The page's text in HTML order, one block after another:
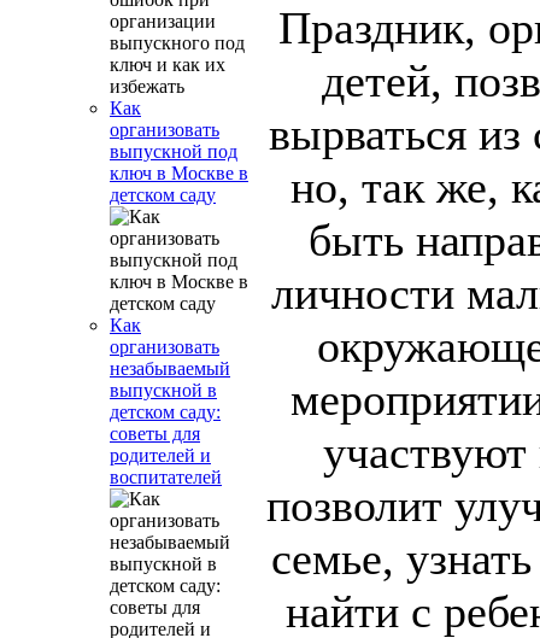
Как
организовать
выпускной под
ключ в Москве в
детском саду
Как
организовать
незабываемый
выпускной в
детском саду:
советы для
родителей и
воспитателей
Праздник,
детей,
вырваться из
но, так же,
быть
личности
позволит
семье,
найти с